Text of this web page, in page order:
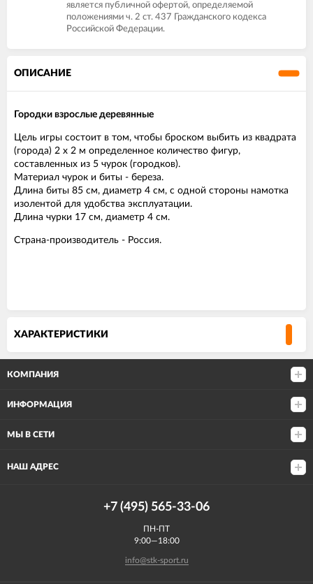
является публичной офертой, определяемой
положениями ч. 2 ст. 437 Гражданского кодекса
Российской Федерации.
ОПИСАНИЕ
Городки взрослые деревянные
Цель игры состоит в том, чтобы броском выбить из квадрата
(города) 2 х 2 м определенное количество фигур,
составленных из 5 чурок (городков).
Материал чурок и биты - береза.
Длина биты 85 см, диаметр 4 см, с одной стороны намотка
изолентой для удобства эксплуатации.
Длина чурки 17 см, диаметр 4 см.
Страна-производитель - Россия.
ХАРАКТЕРИСТИКИ
КОМПАНИЯ
ИНФОРМАЦИЯ
МЫ В СЕТИ
НАШ АДРЕС
+7 (495) 565-33-06
ПН-ПТ
9:00—18:00
info@stk-sport.ru